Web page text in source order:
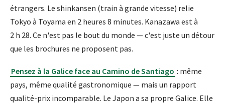
étrangers. Le shinkansen (train à grande vitesse) relie
Tokyo à Toyama en 2 heures 8 minutes. Kanazawa est à
2 h 28. Ce n'est pas le bout du monde — c'est juste un détour
que les brochures ne proposent pas.
Pensez à la Galice face au Camino de Santiago : même
pays, même qualité gastronomique — mais un rapport
qualité-prix incomparable. Le Japon a sa propre Galice. Elle